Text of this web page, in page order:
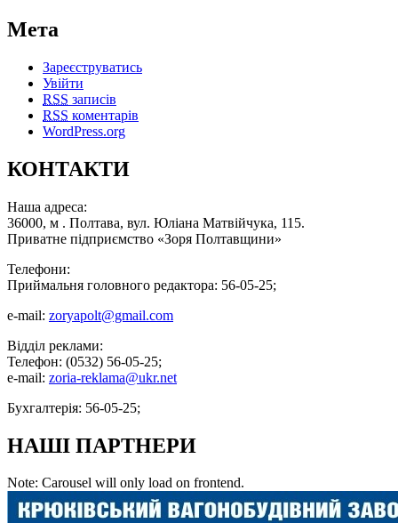
Мета
Зареєструватись
Увійти
RSS записів
RSS коментарів
WordPress.org
КОНТАКТИ
Наша адреса:
36000, м . Полтава, вул. Юліана Матвійчука, 115.
Приватне підприємство «Зоря Полтавщини»
Телефони:
Приймальня головного редактора: 56-05-25;
e-mail: zoryapolt@gmail.com
Відділ реклами:
Телефон: (0532) 56-05-25;
e-mail: zoria-reklama@ukr.net
Бухгалтерія: 56-05-25;
НАШІ ПАРТНЕРИ
Note: Carousel will only load on frontend.